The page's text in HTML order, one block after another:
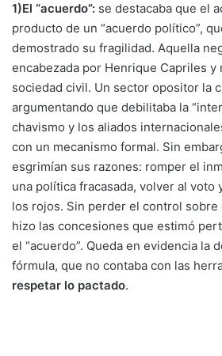
1)El “acuerdo”: se destacaba que el
producto de un “acuerdo político”,
demostrado su fragilidad. Aquella
encabezada por Henrique Capriles y
sociedad civil. Un sector opositor la
argumentando que debilitaba la
chavismo y los aliados
con un mecanismo formal. Sin
esgrimían sus razones: romper el
una política fracasada, volver al voto
los rojos. Sin perder el control sobre
hizo las concesiones que estimó
el “acuerdo”. Queda en evidencia la
fórmula, que no contaba con las
respetar lo pactado.